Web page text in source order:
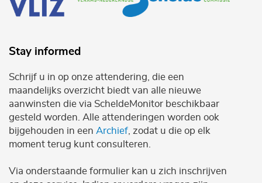
Stay informed
Schrijf u in op onze attendering, die een
maandelijks overzicht biedt van alle nieuwe
aanwinsten die via ScheldeMonitor beschikbaar
gesteld worden. Alle attenderingen worden ook
bijgehouden in een Archief , zodat u die op elk
moment terug kunt consulteren.
Via onderstaande formulier kan u zich inschrijven